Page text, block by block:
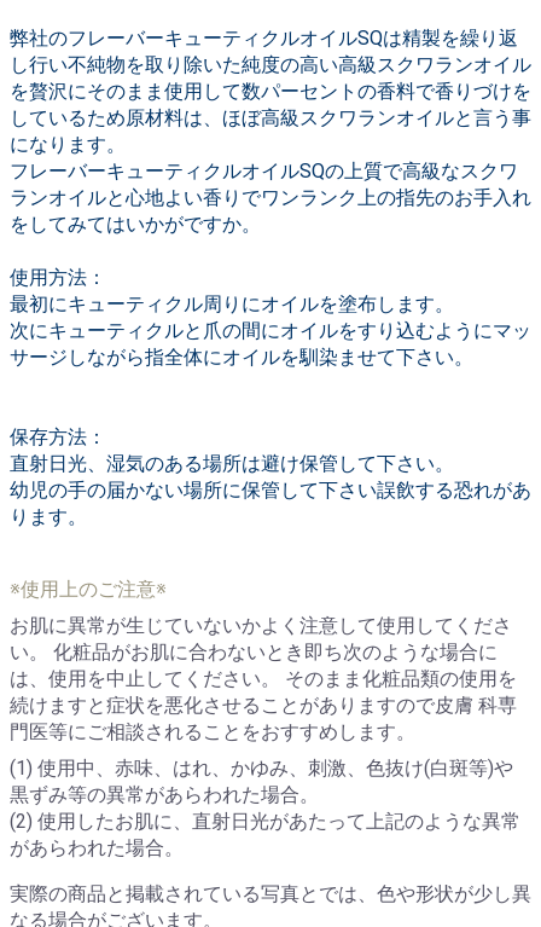
弊社のフレーバーキューティクルオイルSQは精製を繰り返
し行い不純物を取り除いた純度の高い高級スクワランオイル
を贅沢にそのまま使用して数パーセントの香料で香りづけを
しているため原材料は、ほぼ高級スクワランオイルと言う事
になります。
フレーバーキューティクルオイルSQの上質で高級なスクワ
ランオイルと心地よい香りでワンランク上の指先のお手入れ
をしてみてはいかがですか。
使用方法：
最初にキューティクル周りにオイルを塗布します。
次にキューティクルと爪の間にオイルをすり込むようにマッ
サージしながら指全体にオイルを馴染ませて下さい。
保存方法：
直射日光、湿気のある場所は避け保管して下さい。
幼児の手の届かない場所に保管して下さい誤飲する恐れがあ
ります。
※使用上のご注意※
お肌に異常が生じていないかよく注意して使用してくださ
い。 化粧品がお肌に合わないとき即ち次のような場合に
は、使用を中止してください。 そのまま化粧品類の使用を
続けますと症状を悪化させることがありますので皮膚 科専
門医等にご相談されることをおすすめします。
(1) 使用中、赤味、はれ、かゆみ、刺激、色抜け(白斑等)や
黒ずみ等の異常があらわれた場合。
(2) 使用したお肌に、直射日光があたって上記のような異常
があらわれた場合。
実際の商品と掲載されている写真とでは、色や形状が少し異
なる場合がございます。